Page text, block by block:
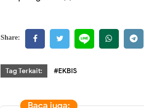
Share:
Tag Terkait: #EKBIS
Baca juga: